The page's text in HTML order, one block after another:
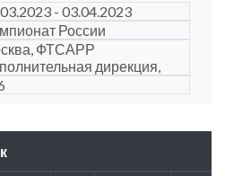
- 03.04.2023
России
ФТСАРР
дирекция,